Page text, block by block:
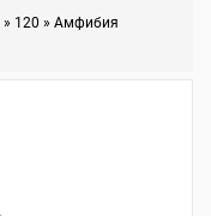
» 120 » Амфибия